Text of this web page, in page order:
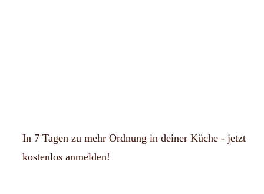
In 7 Tagen zu mehr Ordnung in deiner Küche - jetzt
kostenlos anmelden!